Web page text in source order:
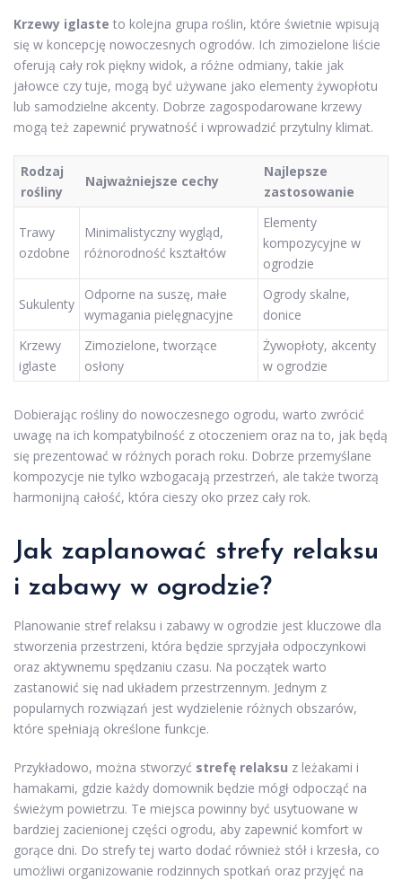
Krzewy iglaste to kolejna grupa roślin, które świetnie wpisują
się w koncepcję nowoczesnych ogrodów. Ich zimozielone liście
oferują cały rok piękny widok, a różne odmiany, takie jak
jałowce czy tuje, mogą być używane jako elementy żywopłotu
lub samodzielne akcenty. Dobrze zagospodarowane krzewy
mogą też zapewnić prywatność i wprowadzić przytulny klimat.
Rodzaj
rośliny
Najważniejsze cechy
Najlepsze
zastosowanie
Trawy
ozdobne
Minimalistyczny wygląd,
różnorodność kształtów
Elementy
kompozycyjne w
ogrodzie
Sukulenty
Odporne na suszę, małe
wymagania pielęgnacyjne
Ogrody skalne,
donice
Krzewy
iglaste
Zimozielone, tworzące
osłony
Żywopłoty, akcenty
w ogrodzie
Dobierając rośliny do nowoczesnego ogrodu, warto zwrócić
uwagę na ich kompatybilność z otoczeniem oraz na to, jak będą
się prezentować w różnych porach roku. Dobrze przemyślane
kompozycje nie tylko wzbogacają przestrzeń, ale także tworzą
harmonijną całość, która cieszy oko przez cały rok.
Jak zaplanować strefy relaksu
i zabawy w ogrodzie?
Planowanie stref relaksu i zabawy w ogrodzie jest kluczowe dla
stworzenia przestrzeni, która będzie sprzyjała odpoczynkowi
oraz aktywnemu spędzaniu czasu. Na początek warto
zastanowić się nad układem przestrzennym. Jednym z
popularnych rozwiązań jest wydzielenie różnych obszarów,
które spełniają określone funkcje.
Przykładowo, można stworzyć strefę relaksu z leżakami i
hamakami, gdzie każdy domownik będzie mógł odpocząć na
świeżym powietrzu. Te miejsca powinny być usytuowane w
bardziej zacienionej części ogrodu, aby zapewnić komfort w
gorące dni. Do strefy tej warto dodać również stół i krzesła, co
umożliwi organizowanie rodzinnych spotkań oraz przyjęć na